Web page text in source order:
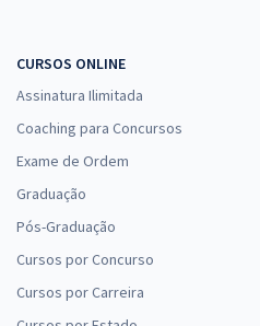
CURSOS ONLINE
Assinatura Ilimitada
Coaching para Concursos
Exame de Ordem
Graduação
Pós-Graduação
Cursos por Concurso
Cursos por Carreira